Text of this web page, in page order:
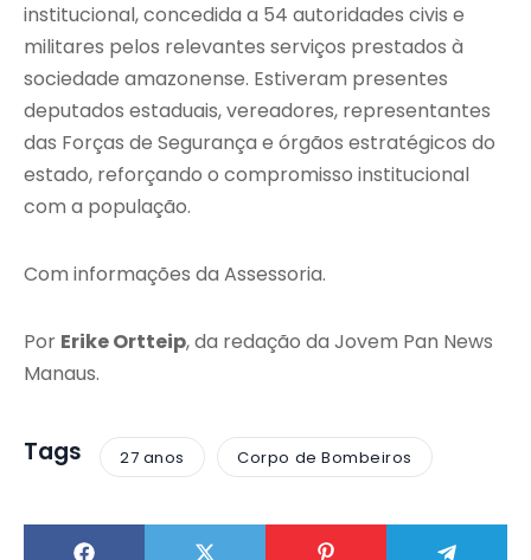
institucional, concedida a 54 autoridades civis e
militares pelos relevantes serviços prestados à
sociedade amazonense. Estiveram presentes
deputados estaduais, vereadores, representantes
das Forças de Segurança e órgãos estratégicos do
estado, reforçando o compromisso institucional
com a população.
Com informações da Assessoria.
Por Erike Ortteip, da redação da Jovem Pan News
Manaus.
Tags 27 anos Corpo de Bombeiros